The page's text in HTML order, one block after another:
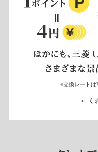
※交換レートは
＞ く